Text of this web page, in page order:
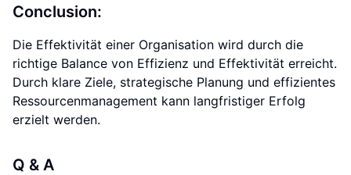
Conclusion:
Die Effektivität einer Organisation wird durch die
richtige Balance von Effizienz und Effektivität erreicht.
Durch klare Ziele, strategische Planung und effizientes
Ressourcenmanagement kann langfristiger Erfolg
erzielt werden.
Q & A